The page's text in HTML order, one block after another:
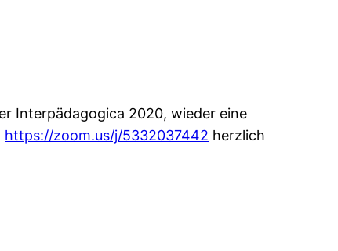
Interpädagogica 2020, wieder eine
https://zoom.us/j/5332037442 herzlich